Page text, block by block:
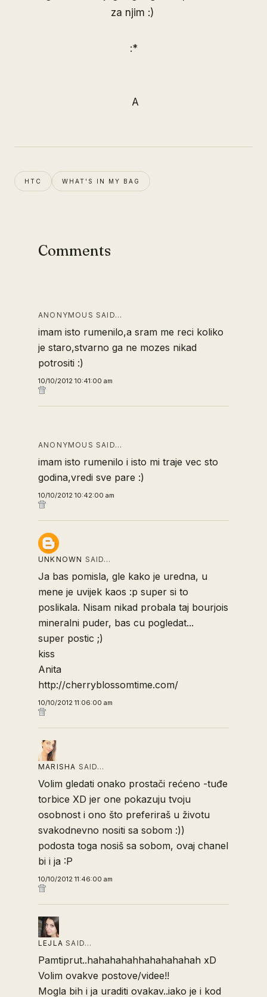
za njim :)
:*
A
HTC WHAT'S IN MY BAG
Comments
ANONYMOUS SAID…
imam isto rumenilo,a sram me reci koliko
je staro,stvarno ga ne mozes nikad
potrositi :)
10/10/2012 10:41:00 am
ANONYMOUS SAID…
imam isto rumenilo i isto mi traje vec sto
godina,vredi sve pare :)
10/10/2012 10:42:00 am
UNKNOWN SAID…
Ja bas pomisla, gle kako je uredna, u
mene je uvijek kaos :p super si to
poslikala. Nisam nikad probala taj bourjois
mineralni puder, bas cu pogledat...
super postic ;)
kiss
Anita
http://cherryblossomtime.com/
10/10/2012 11:06:00 am
MARISHA SAID…
Volim gledati onako prostači rećeno -tuđe
torbice XD jer one pokazuju tvoju
osobnost i ono što preferiraš u životu
svakodnevno nositi sa sobom :))
podosta toga nosiš sa sobom, ovaj chanel
bi i ja :P
10/10/2012 11:46:00 am
LEJLA SAID…
Pamtiprut..hahahahahhahahahahah xD
Volim ovakve postove/videe!!
Mogla bih i ja uraditi ovakav..iako je i kod